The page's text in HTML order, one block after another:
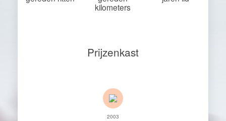
kilometers
Prijzenkast
2003